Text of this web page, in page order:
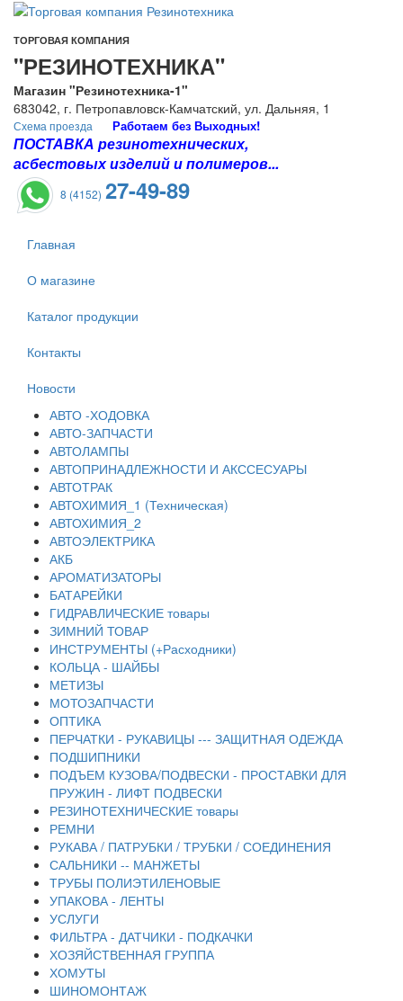
ТОРГОВАЯ КОМПАНИЯ
"РЕЗИНОТЕХНИКА"
Магазин "Резинотехника-1"
683042, г. Петропавловск-Камчатский, ул. Дальняя, 1
Схема проезда Работаем без Выходных!
ПОСТАВКА резинотехнических,
асбестовых изделий и полимеров...
8 (4152) 27-49-89
Главная
О магазине
Каталог продукции
Контакты
Новости
АВТО -ХОДОВКА
АВТО-ЗАПЧАСТИ
АВТОЛАМПЫ
АВТОПРИНАДЛЕЖНОСТИ И АКССЕСУАРЫ
АВТОТРАК
АВТОХИМИЯ_1 (Техническая)
АВТОХИМИЯ_2
АВТОЭЛЕКТРИКА
АКБ
АРОМАТИЗАТОРЫ
БАТАРЕЙКИ
ГИДРАВЛИЧЕСКИЕ товары
ЗИМНИЙ ТОВАР
ИНСТРУМЕНТЫ (+Расходники)
КОЛЬЦА - ШАЙБЫ
МЕТИЗЫ
МОТОЗАПЧАСТИ
ОПТИКА
ПЕРЧАТКИ - РУКАВИЦЫ --- ЗАЩИТНАЯ ОДЕЖДА
ПОДШИПНИКИ
ПОДЪЕМ КУЗОВА/ПОДВЕСКИ - ПРОСТАВКИ ДЛЯ
ПРУЖИН - ЛИФТ ПОДВЕСКИ
РЕЗИНОТЕХНИЧЕСКИЕ товары
РЕМНИ
РУКАВА / ПАТРУБКИ / ТРУБКИ / СОЕДИНЕНИЯ
САЛЬНИКИ -- МАНЖЕТЫ
ТРУБЫ ПОЛИЭТИЛЕНОВЫЕ
УПАКОВА - ЛЕНТЫ
УСЛУГИ
ФИЛЬТРА - ДАТЧИКИ - ПОДКАЧКИ
ХОЗЯЙСТВЕННАЯ ГРУППА
ХОМУТЫ
ШИНОМОНТАЖ